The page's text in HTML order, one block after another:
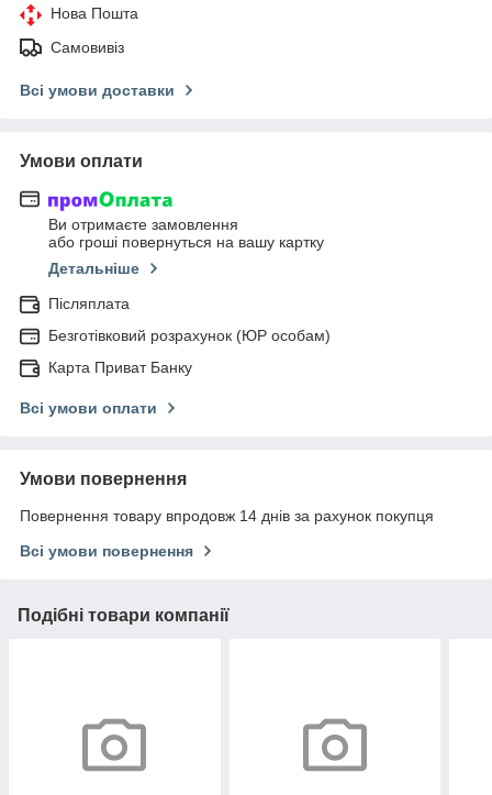
Нова Пошта
Самовивіз
Всі умови доставки
Умови оплати
Ви отримаєте замовлення
або гроші повернуться на вашу картку
Детальніше
Післяплата
Безготівковий розрахунок (ЮР особам)
Карта Приват Банку
Всі умови оплати
Умови повернення
Повернення товару впродовж 14 днів за рахунок покупця
Всі умови повернення
Подібні товари компанії